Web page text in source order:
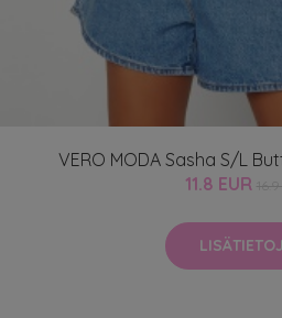
VERO MODA Sasha S/L
11.8 EUR